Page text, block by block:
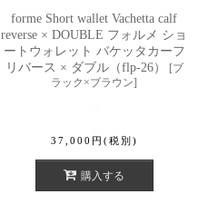
forme Short wallet Vachetta calf
reverse × DOUBLE フォルメ ショ
ートウォレット バケッタカーフ
リバース × ダブル（flp-26）
[ブ
ラック×ブラウン]
37,000 円 (税別)
購入する